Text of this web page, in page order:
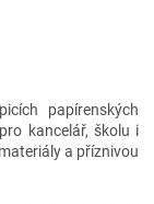
papírenských
kancelář, školu i
a příznivou